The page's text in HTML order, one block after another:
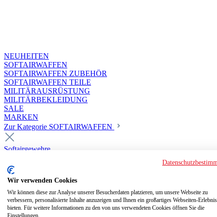
NEUHEITEN
SOFTAIRWAFFEN
SOFTAIRWAFFEN ZUBEHÖR
SOFTAIRWAFFEN TEILE
MILITÄRAUSRÜSTUNG
MILITÄRBEKLEIDUNG
SALE
MARKEN
Zur Kategorie SOFTAIRWAFFEN
Softairgewehre
Deluxe Custom Guns ab 18
Softair elektrisch ab 18
Softair elektrisch ab 14
Softair gasbetrieben ab 18
Softair HPA Luftdruck ab 18
Historische Softairwaffen
Wir verwenden Cookies
Wir können diese zur Analyse unserer Besucherdaten platzieren, um unsere Webseite zu
verbessern, personalisierte Inhalte anzuzeigen und Ihnen ein großartiges Webseiten-
bieten. Für weitere Informationen zu den von uns verwendeten Cookies öffnen Sie die
Einstellungen.